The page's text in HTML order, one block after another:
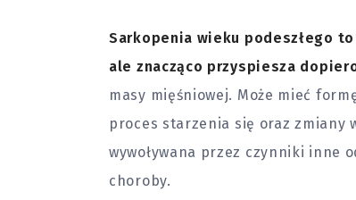
Sarkopenia wieku podeszłego
ale znacząco przyspiesza
masy mięśniowej. Może mieć
proces starzenia się oraz zmiany
wywoływana przez czynniki inne
choroby.